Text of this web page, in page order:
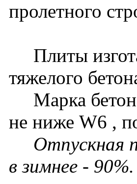
пролетного
Плиты
тяжелого
Марка
не ниже W6 ,
Отпускная
в зимнее - 90%.